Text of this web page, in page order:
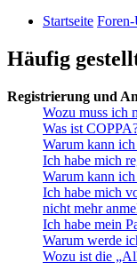
Startseite
Häufig
Registrierung und
Wozu muss ich
Was ist
Warum kann
Ich habe mich
Warum kann
Ich habe mich
nicht mehr
Ich habe mein
Warum werde
Wozu ist die